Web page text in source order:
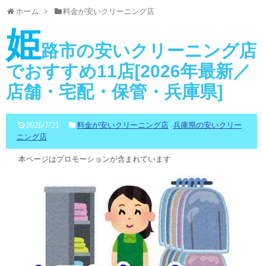
ホーム 料金が安いクリーニング店
姫路市の安いクリーニング店
でおすすめ11店[2026年最新／
店舗・宅配・保管・兵庫県]
2026/7/21 料金が安いクリーニング店, 兵庫県の安いクリー
ニング店
本ページはプロモーションが含まれています